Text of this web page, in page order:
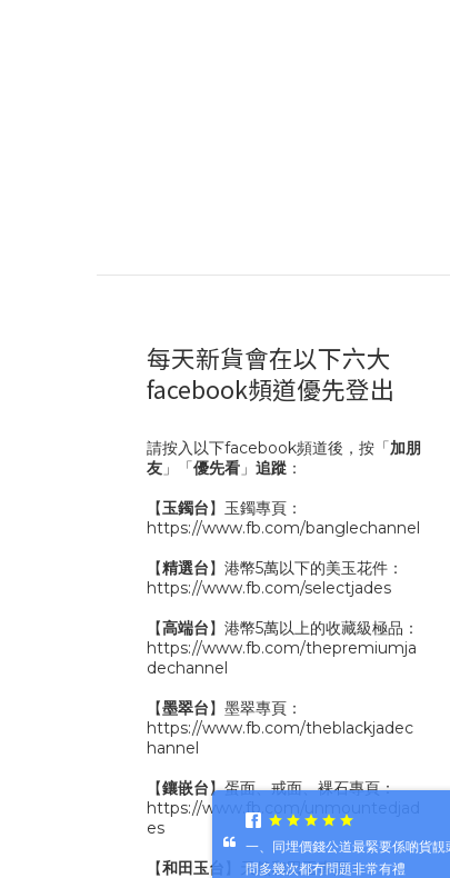
每天新貨會在以下六大
facebook頻道優先登出
請按入以下facebook頻道後，按「加朋
友 」「優先看 」 追蹤 ：
【玉鐲台】玉鐲專頁：
https://www.fb.com/banglechannel
【精選台】港幣5萬以下的美玉花件：
https://www.fb.com/selectjades
【高端台】港幣5萬以上的收藏級極品：
https://www.fb.com/thepremiumja
dechannel
【墨翠台】墨翠專頁：
https://www.fb.com/theblackjadec
hannel
【鑲嵌台】蛋面、戒面、裸石專頁：
https://www.fb.com/unmountedjad
es
【和田玉台
】天然和田玉專頁：
一、同埋價錢公道最緊要係啲貨靚
問多幾次都冇問題非常有禮